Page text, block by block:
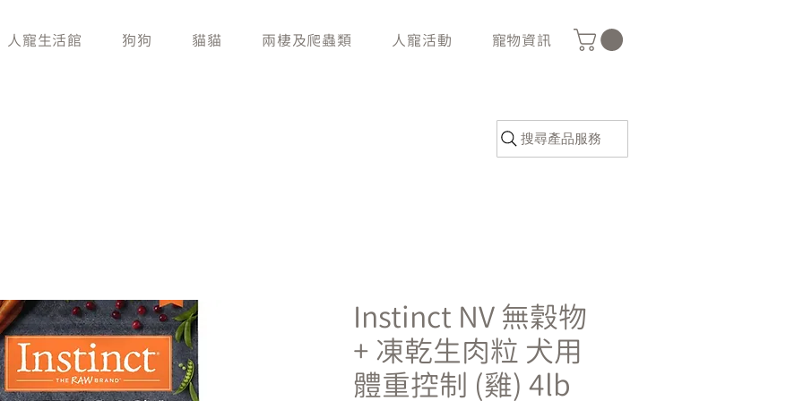
人寵生活館 狗狗 貓貓 兩棲及爬蟲類 人寵活動 寵物資訊
搜尋產品服務
Instinct NV 無穀物
+ 凍乾生肉粒 犬用
體重控制 (雞) 4lb